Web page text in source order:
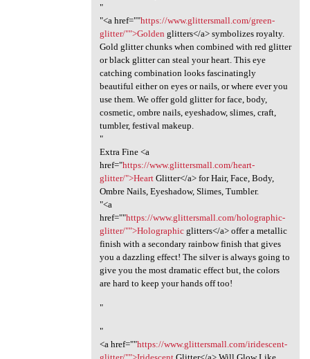
"
"<a href=""https://www.glittersmall.com/green-
glitter/"">Golden glitters</a> symbolizes royalty.
Gold glitter chunks when combined with red glitter
or black glitter can steal your heart. This eye
catching combination looks fascinatingly
beautiful either on eyes or nails, or where ever you
use them. We offer gold glitter for face, body,
cosmetic, ombre nails, eyeshadow, slimes, craft,
tumbler, festival makeup.
"
Extra Fine <a
href="https://www.glittersmall.com/heart-
glitter/">HeartGlitter</a> for Hair, Face, Body,
Ombre Nails, Eyeshadow, Slimes, Tumbler.
"<a
href=""https://www.glittersmall.com/holographic-
glitter/"">Holographicglitters</a> offer a metallic
finish with a secondary rainbow finish that gives
you a dazzling effect! The silver is always going to
give you the most dramatic effect but, the colors
are hard to keep your hands off too!
"
"
<a href=""https://www.glittersmall.com/iridescent-